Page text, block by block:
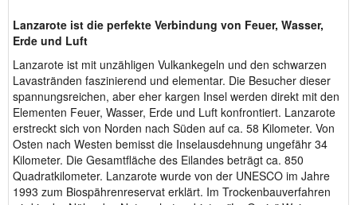
Lanzarote ist die perfekte Verbindung von Feuer, Wasser,
Erde und Luft
Lanzarote ist mit unzähligen Vulkankegeln und den schwarzen
Lavastränden faszinierend und elementar. Die Besucher dieser
spannungsreichen, aber eher kargen Insel werden direkt mit den
Elementen Feuer, Wasser, Erde und Luft konfrontiert. Lanzarote
erstreckt sich von Norden nach Süden auf ca. 58 Kilometer. Von
Osten nach Westen bemisst die Inselausdehnung ungefähr 34
Kilometer. Die Gesamtfläche des Eilandes beträgt ca. 850
Quadratkilometer. Lanzarote wurde von der UNESCO im Jahre
1993 zum Biospährenreservat erklärt. Im Trockenbauverfahren